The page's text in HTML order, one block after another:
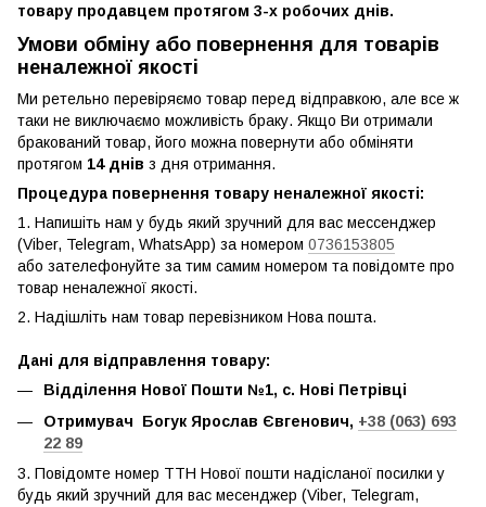
товару продавцем протягом 3-х робочих днів.
Умови обміну або повернення для товарів
неналежної якості
Ми ретельно перевіряємо товар перед відправкою, але все ж
таки не виключаємо можливість браку. Якщо Ви отримали
бракований товар, його можна повернути або обміняти
протягом 14 днів з дня отримання.
Процедура повернення товару неналежної якості:
1. Напишіть нам у будь який зручний для вас мессенджер
(Viber, Telegram, WhatsApp) за номером 0736153805
або зателефонуйте за тим самим номером та повідомте про
товар неналежної якості.
2. Надішліть нам товар перевізником Нова пошта.
Дані для відправлення товару:
Відділення Нової Пошти №1, с. Нові Петрівці
Отримувач Богук Ярослав Євгенович, +38 (063) 693
22 89
3. Повідомте номер ТТН Нової пошти надісланої посилки у
будь який зручний для вас месенджер (Viber, Telegram,